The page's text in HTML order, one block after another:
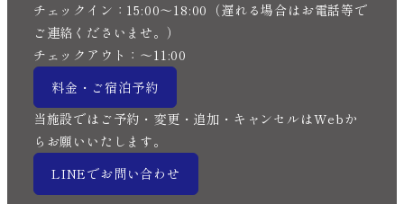
チェックイン：15:00〜18:00（遅れる場合はお電話等で
ご連絡くださいませ。）
チェックアウト：〜11:00
料金・ご宿泊予約
当施設ではご予約・変更・追加・キャンセルはWebか
らお願いいたします。
LINEでお問い合わせ